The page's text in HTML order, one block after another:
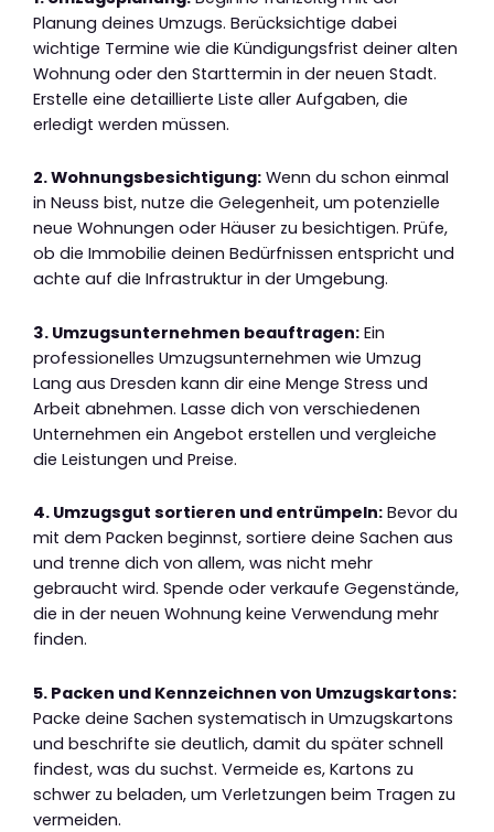
Planung deines Umzugs. Berücksichtige dabei
wichtige Termine wie die Kündigungsfrist deiner alten
Wohnung oder den Starttermin in der neuen Stadt.
Erstelle eine detaillierte Liste aller Aufgaben, die
erledigt werden müssen.
2. Wohnungsbesichtigung: Wenn du schon einmal
in Neuss bist, nutze die Gelegenheit, um potenzielle
neue Wohnungen oder Häuser zu besichtigen. Prüfe,
ob die Immobilie deinen Bedürfnissen entspricht und
achte auf die Infrastruktur in der Umgebung.
3. Umzugsunternehmen beauftragen: Ein
professionelles Umzugsunternehmen wie Umzug
Lang aus Dresden kann dir eine Menge Stress und
Arbeit abnehmen. Lasse dich von verschiedenen
Unternehmen ein Angebot erstellen und vergleiche
die Leistungen und Preise.
4. Umzugsgut sortieren und entrümpeln: Bevor du
mit dem Packen beginnst, sortiere deine Sachen aus
und trenne dich von allem, was nicht mehr
gebraucht wird. Spende oder verkaufe Gegenstände,
die in der neuen Wohnung keine Verwendung mehr
finden.
5. Packen und Kennzeichnen von Umzugskartons:
Packe deine Sachen systematisch in Umzugskartons
und beschrifte sie deutlich, damit du später schnell
findest, was du suchst. Vermeide es, Kartons zu
schwer zu beladen, um Verletzungen beim Tragen zu
vermeiden.